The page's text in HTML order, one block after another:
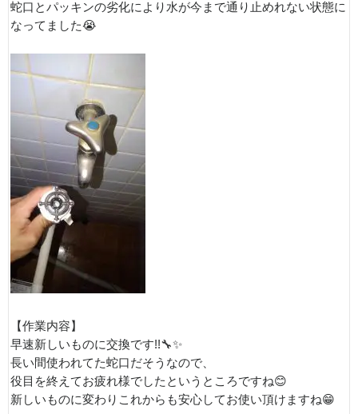
蛇口とパッキンの劣化により水が今まで通り止めれない状態に
なってました😭
【作業内容】
早速新しいものに交換です!!🔧✨
長い間使われてた蛇口だそうなので、
役目を終えてお疲れ様でしたというところですね😊
新しいものに変わりこれからも安心してお使い頂けますね😁